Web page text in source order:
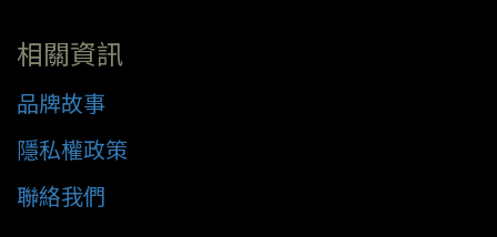
相關資訊
品牌故事
隱私權政策
聯絡我們